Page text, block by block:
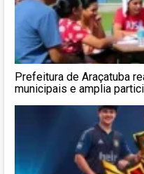
Prefeitura de Araçatuba
municipais e amplia